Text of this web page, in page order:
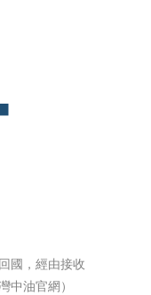
國，經由接收
中油官網）